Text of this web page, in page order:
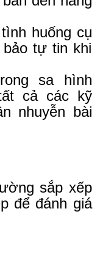
huống cụ
tự tin khi
sa hình
cả các kỹ
nhuyễn bài
sắp xếp
để đánh giá